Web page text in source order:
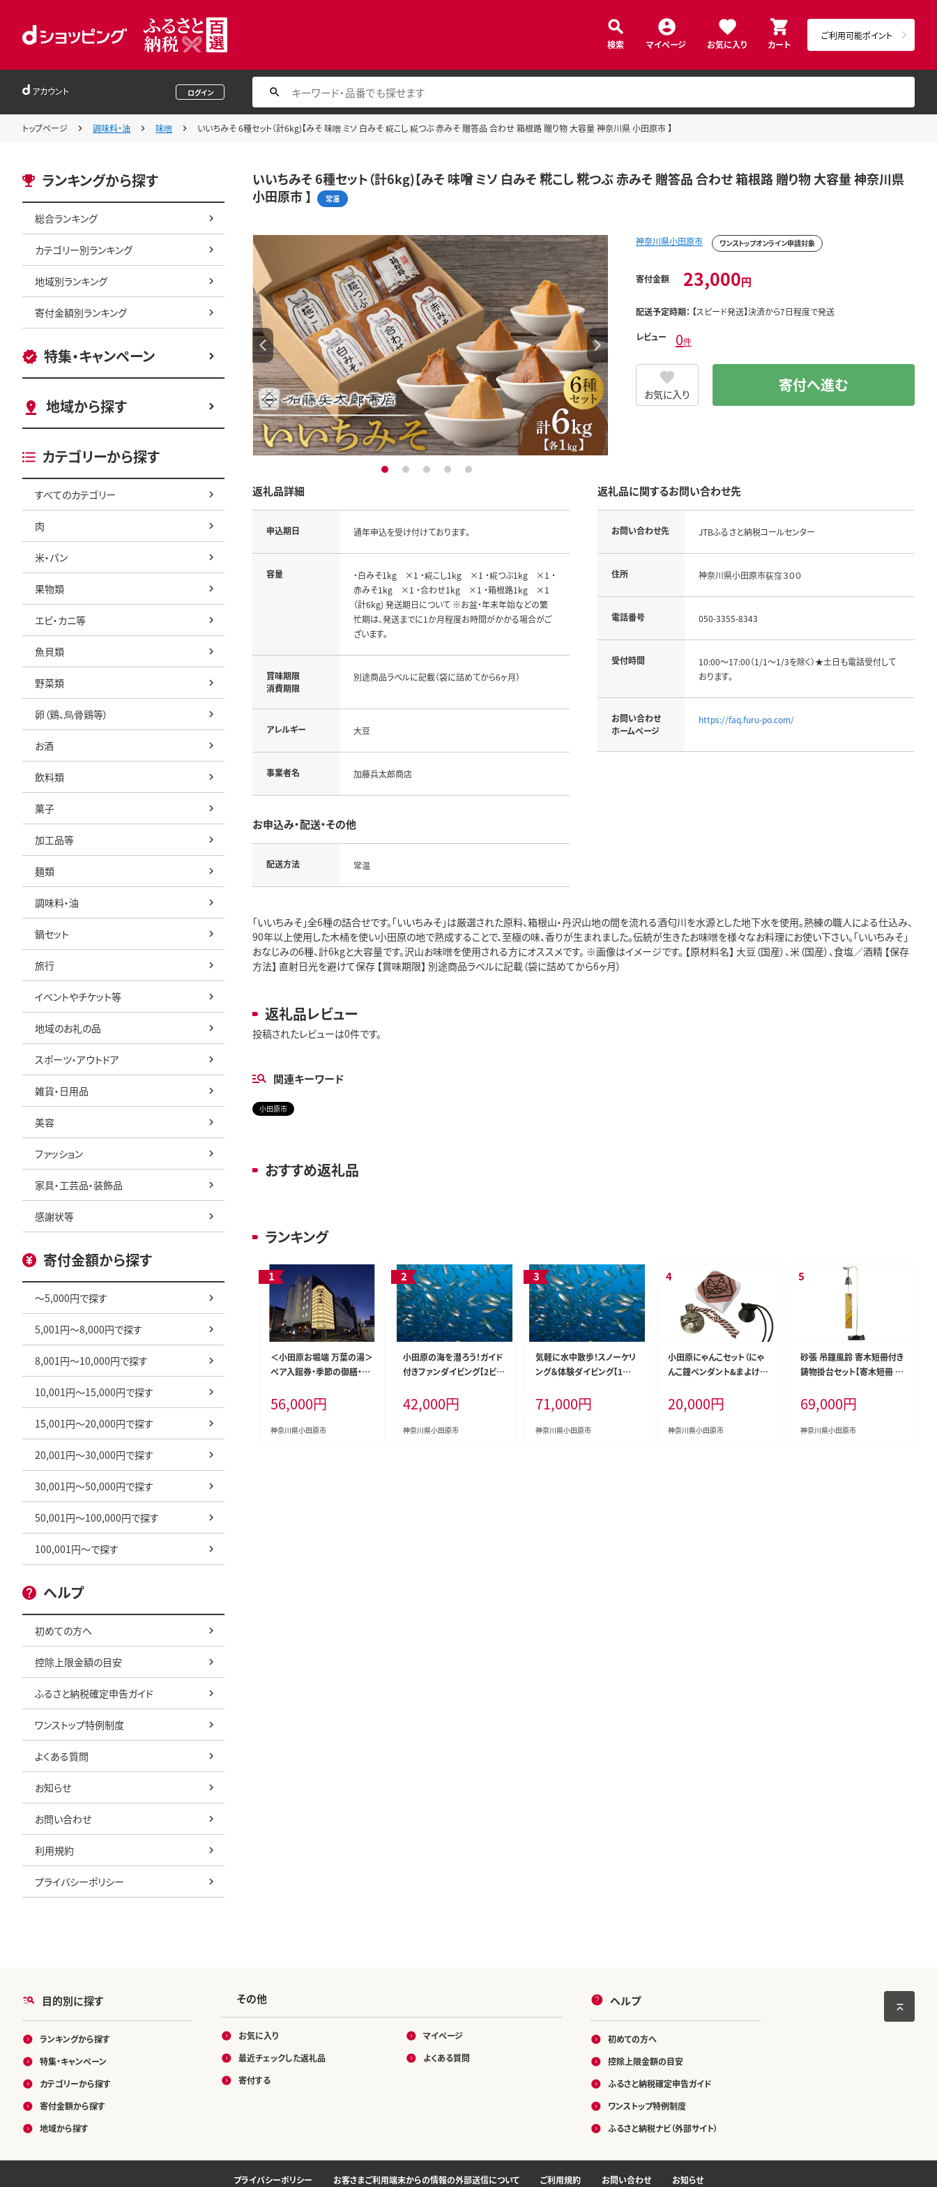
検索 マイページ お気に入り カート
ご利用可能ポイント
アカウント ログイン
トップページ 調味料・油 味噌 いいちみそ 6種セット（計6kg)【みそ 味噌 ミソ 白みそ 糀こし 糀つぶ 赤みそ 贈答品 合わせ 箱根路 贈り物 大容量 神奈川県 小田原市 】
ランキングから探す
総合ランキング
カテゴリー別ランキング
地域別ランキング
寄付金額別ランキング
特集・キャンペーン
地域から探す
カテゴリーから探す
すべてのカテゴリー
肉
米・パン
果物類
エビ・カニ等
魚貝類
野菜類
卵（鶏、烏骨鶏等）
お酒
飲料類
菓子
加工品等
麺類
調味料・油
鍋セット
旅行
イベントやチケット等
地域のお礼の品
スポーツ・アウトドア
雑貨・日用品
美容
ファッション
家具・工芸品・装飾品
感謝状等
寄付金額から探す
～5,000円で探す
5,001円～8,000円で探す
8,001円～10,000円で探す
10,001円～15,000円で探す
15,001円～20,000円で探す
20,001円～30,000円で探す
30,001円～50,000円で探す
50,001円～100,000円で探す
100,001円～で探す
ヘルプ
初めての方へ
控除上限金額の目安
ふるさと納税確定申告ガイド
ワンストップ特例制度
よくある質問
お知らせ
お問い合わせ
利用規約
プライバシーポリシー
いいちみそ 6種セット（計6kg)【みそ 味噌 ミソ 白みそ 糀こし 糀つぶ 赤みそ 贈答品 合わせ 箱根路 贈り物 大容量 神奈川県
小田原市 】
常温
1 2 3 4 5
神奈川県小田原市 ワンストップオンライン申請対象
寄付金額 23,000円
配送予定時期： 【スピード発送】決済から7日程度で発送
レビュー 0件
お気に入り 寄付へ進む
返礼品詳細
申込期日 通年申込を受け付けております。
容量
・白みそ1kg ×1 ・糀こし1kg ×1 ・糀つぶ1kg ×1 ・
赤みそ1kg ×1 ・合わせ1kg ×1 ・箱根路1kg ×1
（計6kg) 発送期日について ※お盆・年末年始などの繁
忙期は、発送までに1か月程度お時間がかかる場合がご
ざいます。
賞味期限
消費期限
別途商品ラベルに記載（袋に詰めてから6ヶ月）
アレルギー 大豆
事業者名 加藤兵太郎商店
お申込み・配送・その他
配送方法 常温
返礼品に関するお問い合わせ先
お問い合わせ先 JTBふるさと納税コールセンター
住所 神奈川県小田原市荻窪３００
電話番号 050-3355-8343
受付時間
10:00～17:00（1/1～1/3を除く）★土日も電話受付して
おります。
お問い合わせ
ホームページ
https://faq.furu-po.com/
「いいちみそ」全6種の詰合せです。「いいちみそ」は厳選された原料、箱根山・丹沢山地の間を流れる酒匂川を水源とした地下水を使用。熟練の職人による仕込み、
90年以上使用した木桶を使い小田原の地で熟成することで、至極の味、香りが生まれました。伝統が生きたお味噌を様々なお料理にお使い下さい。「いいちみそ」
おなじみの6種、計6kgと大容量です。沢山お味噌を使用される方にオススメです。 ※画像はイメージです。 【原材料名】 大豆（国産）、米（国産）、食塩／酒精 【保存
方法】 直射日光を避けて保存 【賞味期限】 別途商品ラベルに記載（袋に詰めてから6ヶ月）
返礼品レビュー
投稿されたレビューは0件です。
関連キーワード
小田原市
おすすめ返礼品
ランキング
＜小田原お堀端 万葉の湯＞
ペア入館券・季節の御膳・貸
し風呂 貸し部屋 季節の御膳
ペア入館券 万葉の湯 小田
原お堀端 お湯 お風呂 天然
56,000円
神奈川県小田原市
小田原の海を潜ろう！ガイド
付きファンダイビング【2ビー
小田原でダイビング Cカード
保有者様向け 四季折々の水
中景観 ファンダイビング 豊
42,000円
神奈川県小田原市
気軽に水中散歩！スノーケリ
ング＆体験ダイビング【1回】
ダイビングスクール 送迎付
き スノーケリング＆体験ダイ
ビング招待券 1名様分 小田
71,000円
神奈川県小田原市
小田原にゃんこセット（にゃ
んこ鐘ペンダント&まよけ猫
ト カネ かね ペンダント 猫
鈴 にゃんこ 贈り物 プレゼン
ト ギフト 銅合金 ねこ ネコ
20,000円
神奈川県小田原市
砂張 吊鐘風鈴 寄木短冊付き
鋳物掛台セット【寄木短冊 風
工 小田原伝統工芸 コラボ
商品 青銅 室町時代から受
け継ぐ 伝統 小田原市伝統
69,000円
神奈川県小田原市
目的別に探す
ランキングから探す
特集・キャンペーン
カテゴリーから探す
寄付金額から探す
地域から探す
その他
お気に入り
最近チェックした返礼品
寄付する
マイページ
よくある質問
ヘルプ
初めての方へ
控除上限金額の目安
ふるさと納税確定申告ガイド
ワンストップ特例制度
ふるさと納税ナビ（外部サイト）
プライバシーポリシー お客さまご利用端末からの情報の外部送信について ご利用規約 お問い合わせ お知らせ